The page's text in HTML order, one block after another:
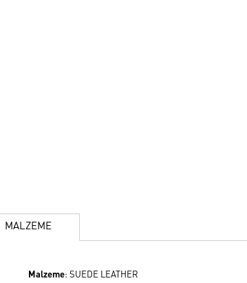
MALZEME
Malzeme: SUEDE LEATHER